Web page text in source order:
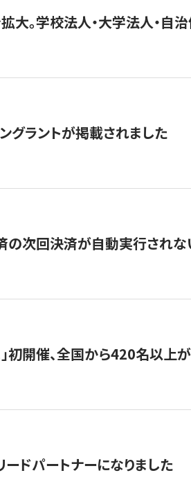
大。学校法人・大学法人・
グラントが掲載されました
の次回決済が自動実行され
初開催、全国から420名以上
ドパートナーになりました